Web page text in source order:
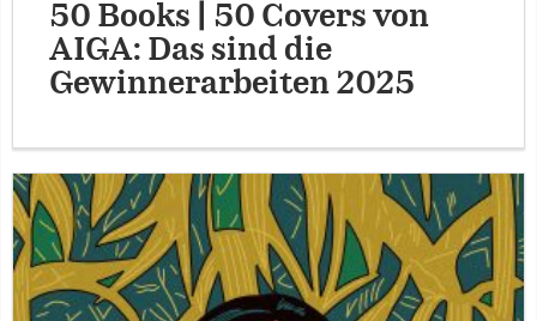
50 Books | 50 Covers von
AIGA: Das sind die
Gewinnerarbeiten 2025